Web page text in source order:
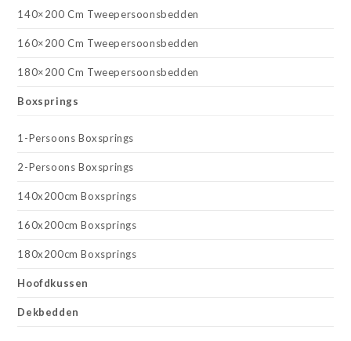
140×200 Cm Tweepersoonsbedden
160×200 Cm Tweepersoonsbedden
180×200 Cm Tweepersoonsbedden
Boxsprings
1-Persoons Boxsprings
2-Persoons Boxsprings
140x200cm Boxsprings
160x200cm Boxsprings
180x200cm Boxsprings
Hoofdkussen
Dekbedden